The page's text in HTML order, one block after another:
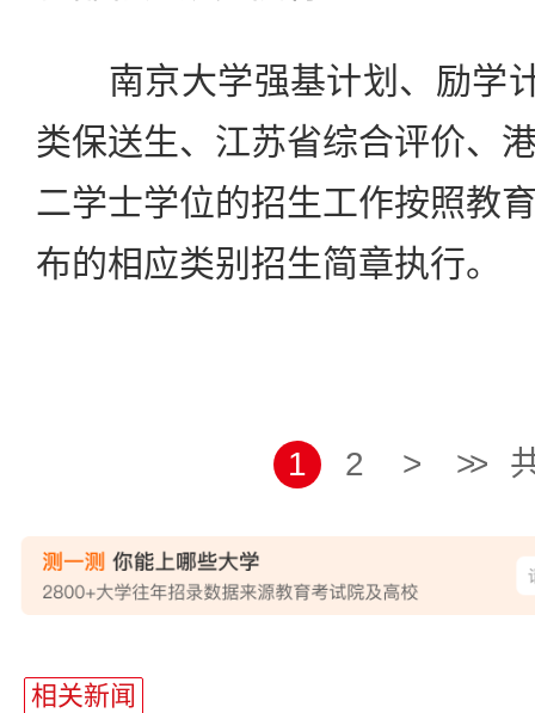
南京大学强基计划、励学
类保送生、江苏省综合评价、
二学士学位的招生工作按照教
布的相应类别招生简章执行。
1 2 > >>
相关新闻